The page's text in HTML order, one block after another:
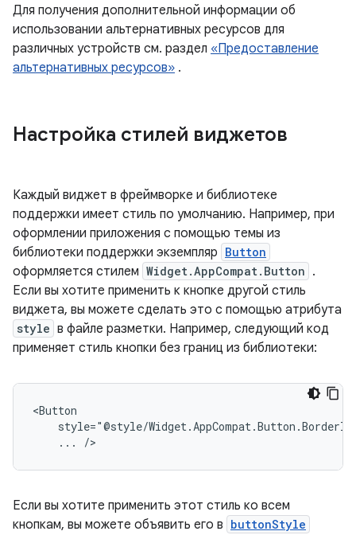
Для получения дополнительной информации об
использовании альтернативных ресурсов для
различных устройств см. раздел «Предоставление
альтернативных ресурсов» .
Настройка стилей виджетов
Каждый виджет в фреймворке и библиотеке
поддержки имеет стиль по умолчанию. Например, при
оформлении приложения с помощью темы из
библиотеки поддержки экземпляр Button
оформляется стилем Widget.AppCompat.Button .
Если вы хотите применить к кнопке другой стиль
виджета, вы можете сделать это с помощью атрибута
style в файле разметки. Например, следующий код
применяет стиль кнопки без границ из библиотеки:
... />
Если вы хотите применить этот стиль ко всем
кнопкам, вы можете объявить его в buttonStyle